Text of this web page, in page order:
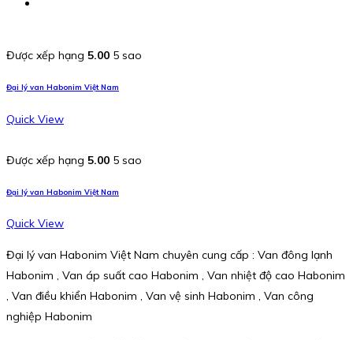
Được xếp hạng 5.00 5 sao
Đại lý van Habonim Việt Nam
Quick View
Được xếp hạng 5.00 5 sao
Đại lý van Habonim Việt Nam
Quick View
Đại lý van Habonim Việt Nam chuyên cung cấp : Van đông lạnh
Habonim , Van áp suất cao Habonim , Van nhiệt độ cao Habonim
, Van điều khiển Habonim , Van vệ sinh Habonim , Van công
nghiệp Habonim